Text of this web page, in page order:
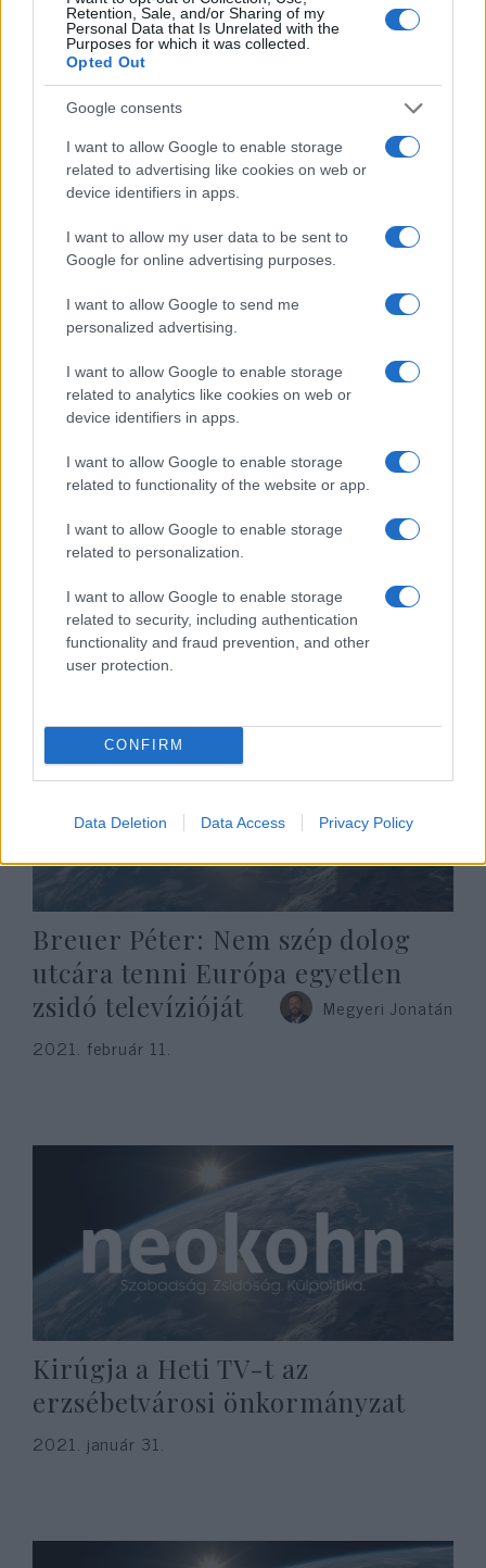
Retention, Sale, and/or Sharing of my
Personal Data that Is Unrelated with the
Purposes for which it was collected.
Opted Out
Google consents
I want to allow Google to enable storage
related to advertising like cookies on web or
device identifiers in apps.
I want to allow my user data to be sent to
Google for online advertising purposes.
I want to allow Google to send me
personalized advertising.
I want to allow Google to enable storage
related to analytics like cookies on web or
device identifiers in apps.
I want to allow Google to enable storage
related to functionality of the website or app.
I want to allow Google to enable storage
related to personalization.
I want to allow Google to enable storage
related to security, including authentication
functionality and fraud prevention, and other
user protection.
CONFIRM
Data Deletion Data Access Privacy Policy
Az Erőművházban átszakadt a
gát
Pelle János
2021. február 17.
A VII. kerületi Fidesz felszólítja
Niedermüllert, hogy vonja vissza
2021. február 15.
Breuer Péter: Nem szép dolog
utcára tenni Európa egyetlen
zsidó televízióját
Megyeri Jonatán
2021. február 11.
Kirúgja a Heti TV-t az
erzsébetvárosi önkormányzat
2021. január 31.